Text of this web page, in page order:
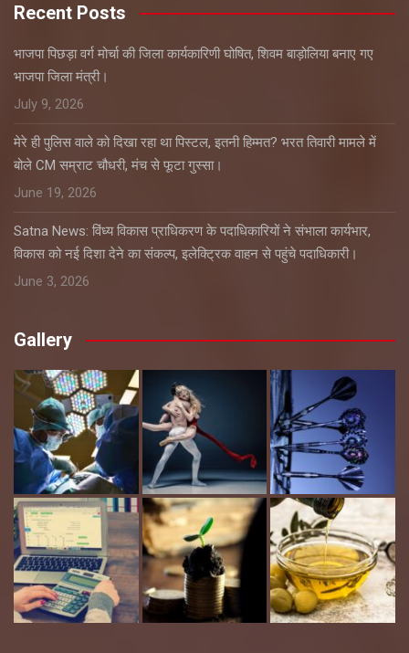
Recent Posts
भाजपा पिछड़ा वर्ग मोर्चा की जिला कार्यकारिणी घोषित, शिवम बाड़ोलिया बनाए गए
भाजपा जिला मंत्री।
July 9, 2026
मेरे ही पुलिस वाले को दिखा रहा था पिस्टल, इतनी हिम्मत? भरत तिवारी मामले में
बोले CM सम्राट चौधरी, मंच से फूटा गुस्सा।
June 19, 2026
Satna News: विंध्य विकास प्राधिकरण के पदाधिकारियों ने संभाला कार्यभार,
विकास को नई दिशा देने का संकल्प, इलेक्ट्रिक वाहन से पहुंचे पदाधिकारी।
June 3, 2026
Gallery